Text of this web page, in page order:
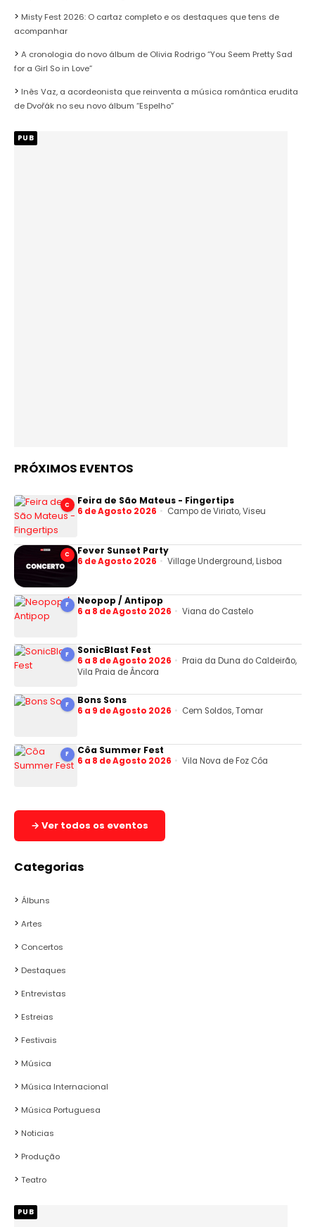
Misty Fest 2026: O cartaz completo e os destaques que tens de
acompanhar
A cronologia do novo álbum de Olivia Rodrigo “You Seem Pretty Sad
for a Girl So in Love”
Inês Vaz, a acordeonista que reinventa a música romântica erudita
de Dvořák no seu novo álbum “Espelho”
PUB
PRÓXIMOS EVENTOS
C Feira de São Mateus - Fingertips
6 de Agosto 2026 Campo de Viriato, Viseu
C Fever Sunset Party
6 de Agosto 2026 Village Underground, Lisboa
F Neopop / Antipop
6 a 8 de Agosto 2026 Viana do Castelo
F SonicBlast Fest
6 a 8 de Agosto 2026
Praia da Duna do Caldeirão,
Vila Praia de Âncora
F Bons Sons
6 a 9 de Agosto 2026 Cem Soldos, Tomar
F Côa Summer Fest
6 a 8 de Agosto 2026 Vila Nova de Foz Côa
→ Ver todos os eventos
Categorias
Álbuns
Artes
Concertos
Destaques
Entrevistas
Estreias
Festivais
Música
Música Internacional
Música Portuguesa
Noticias
Produção
Teatro
PUB